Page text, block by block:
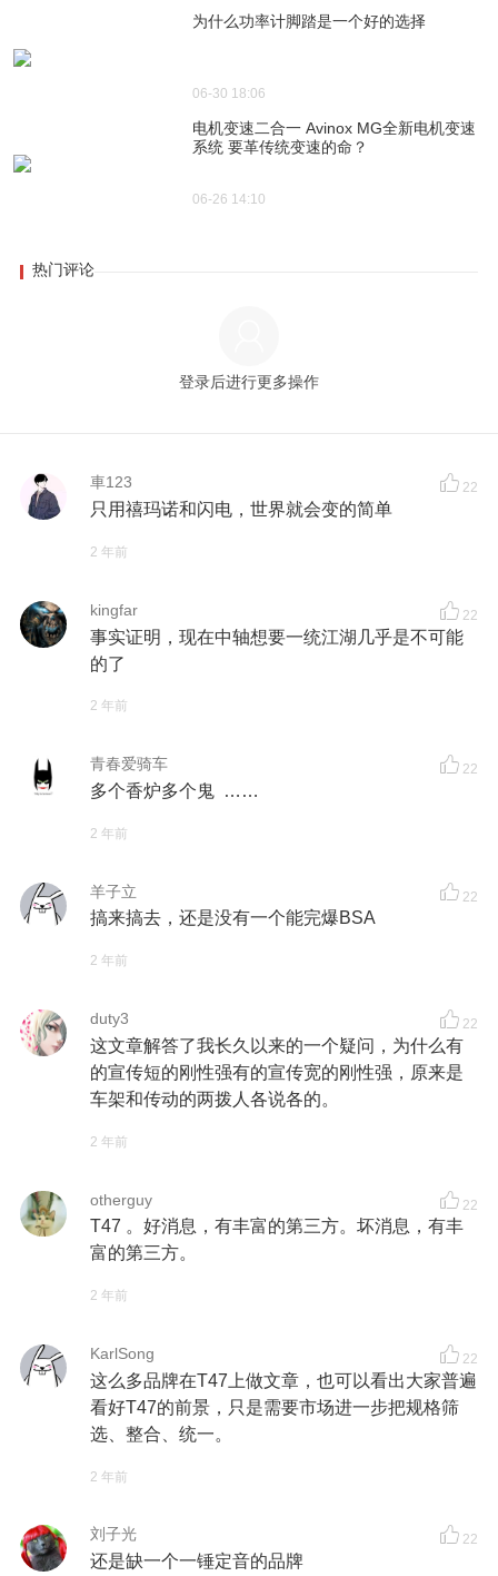
为什么功率计脚踏是一个好的选择
06-30 18:06
电机变速二合一 Avinox MG全新电机变速
系统 要革传统变速的命？
06-26 14:10
热门评论
登录后进行更多操作
車123 22
只用禧玛诺和闪电，世界就会变的简单
2 年前
kingfar 22
事实证明，现在中轴想要一统江湖几乎是不可能
的了
2 年前
青春爱骑车 22
多个香炉多个鬼 ……
2 年前
羊子立 22
搞来搞去，还是没有一个能完爆BSA
2 年前
duty3 22
这文章解答了我长久以来的一个疑问，为什么有
的宣传短的刚性强有的宣传宽的刚性强，原来是
车架和传动的两拨人各说各的。
2 年前
otherguy 22
T47 。好消息，有丰富的第三方。坏消息，有丰
富的第三方。
2 年前
KarlSong 22
这么多品牌在T47上做文章，也可以看出大家普遍
看好T47的前景，只是需要市场进一步把规格筛
选、整合、统一。
2 年前
刘子光 22
还是缺一个一锤定音的品牌